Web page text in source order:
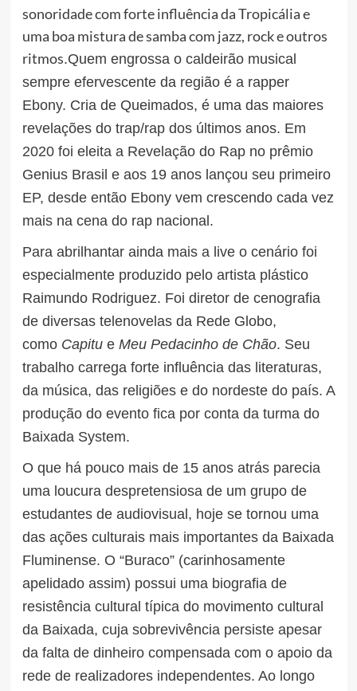
sonoridade com forte influência da Tropicália e
uma boa mistura de samba com jazz, rock e outros
ritmos.Quem engrossa o caldeirão musical
sempre efervescente da região é a rapper
Ebony. Cria de Queimados, é uma das maiores
revelações do trap/rap dos últimos anos. Em
2020 foi eleita a Revelação do Rap no prêmio
Genius Brasil e aos 19 anos lançou seu primeiro
EP, desde então Ebony vem crescendo cada vez
mais na cena do rap nacional.
Para abrilhantar ainda mais a live o cenário foi
especialmente produzido pelo artista plástico
Raimundo Rodriguez. Foi diretor de cenografia
de diversas telenovelas da Rede Globo,
como Capitue Meu Pedacinho de Chão. Seu
trabalho carrega forte influência das literaturas,
da música, das religiões e do nordeste do país. A
produção do evento fica por conta da turma do
Baixada System.
O que há pouco mais de 15 anos atrás parecia
uma loucura despretensiosa de um grupo de
estudantes de audiovisual, hoje se tornou uma
das ações culturais mais importantes da Baixada
Fluminense. O “Buraco” (carinhosamente
apelidado assim) possui uma biografia de
resistência cultural típica do movimento cultural
da Baixada, cuja sobrevivência persiste apesar
da falta de dinheiro compensada com o apoio da
rede de realizadores independentes. Ao longo